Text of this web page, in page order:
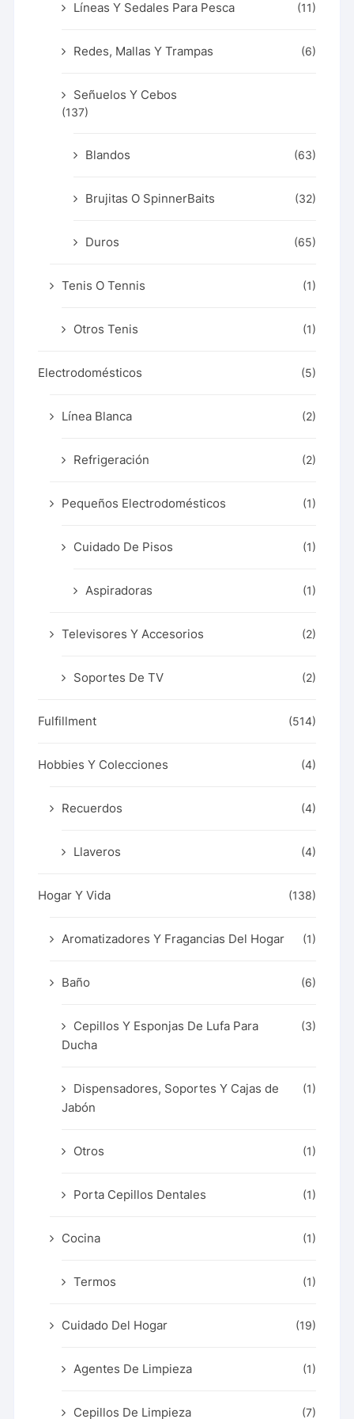
Líneas Y Sedales Para Pesca (11)
Redes, Mallas Y Trampas (6)
Señuelos Y Cebos
(137)
Blandos (63)
Brujitas O SpinnerBaits (32)
Duros (65)
Tenis O Tennis (1)
Otros Tenis (1)
Electrodomésticos (5)
Línea Blanca (2)
Refrigeración (2)
Pequeños Electrodomésticos (1)
Cuidado De Pisos (1)
Aspiradoras (1)
Televisores Y Accesorios (2)
Soportes De TV (2)
Fulfillment (514)
Hobbies Y Colecciones (4)
Recuerdos (4)
Llaveros (4)
Hogar Y Vida (138)
Aromatizadores Y Fragancias Del Hogar (1)
Baño (6)
Cepillos Y Esponjas De Lufa Para
Ducha
(3)
Dispensadores, Soportes Y Cajas de
Jabón
(1)
Otros (1)
Porta Cepillos Dentales (1)
Cocina (1)
Termos (1)
Cuidado Del Hogar (19)
Agentes De Limpieza (1)
Cepillos De Limpieza (7)